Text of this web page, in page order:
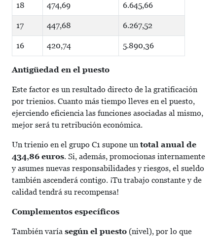
18 474,69 6.645,66
17 447,68 6.267,52
16 420,74 5.890,36
Antigüedad en el puesto
Este factor es un resultado directo de la gratificación
por trienios. Cuanto más tiempo lleves en el puesto,
ejerciendo eficiencia las funciones asociadas al mismo,
mejor será tu retribución económica.
Un trienio en el grupo C1 supone un total anual de
434,86 euros. Si, además, promocionas internamente
y asumes nuevas responsabilidades y riesgos, el sueldo
también ascenderá contigo. ¡Tu trabajo constante y de
calidad tendrá su recompensa!
Complementos específicos
También varía según el puesto (nivel), por lo que